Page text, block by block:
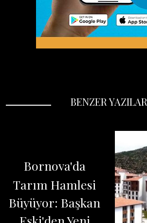
BENZER YAZILAR
Bornova'da
Tarım Hamlesi
Büyüyor: Başkan